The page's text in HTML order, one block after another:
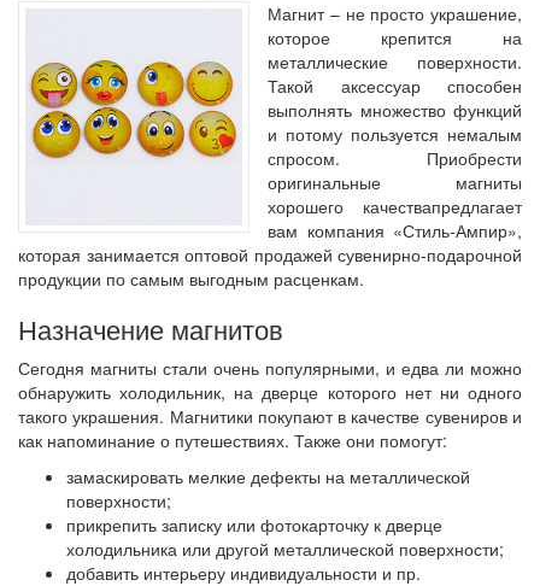
Магнит – не просто украшение,
которое крепится на
металлические поверхности.
Такой аксессуар способен
выполнять множество функций
и потому пользуется немалым
спросом. Приобрести
оригинальные магниты
хорошего качествапредлагает
вам компания «Стиль-Ампир»,
которая занимается оптовой продажей сувенирно-подарочной
продукции по самым выгодным расценкам.
Назначение магнитов
Сегодня магниты стали очень популярными, и едва ли можно
обнаружить холодильник, на дверце которого нет ни одного
такого украшения. Магнитики покупают в качестве сувениров и
как напоминание о путешествиях. Также они помогут:
замаскировать мелкие дефекты на металлической
поверхности;
прикрепить записку или фотокарточку к дверце
холодильника или другой металлической поверхности;
добавить интерьеру индивидуальности и пр.